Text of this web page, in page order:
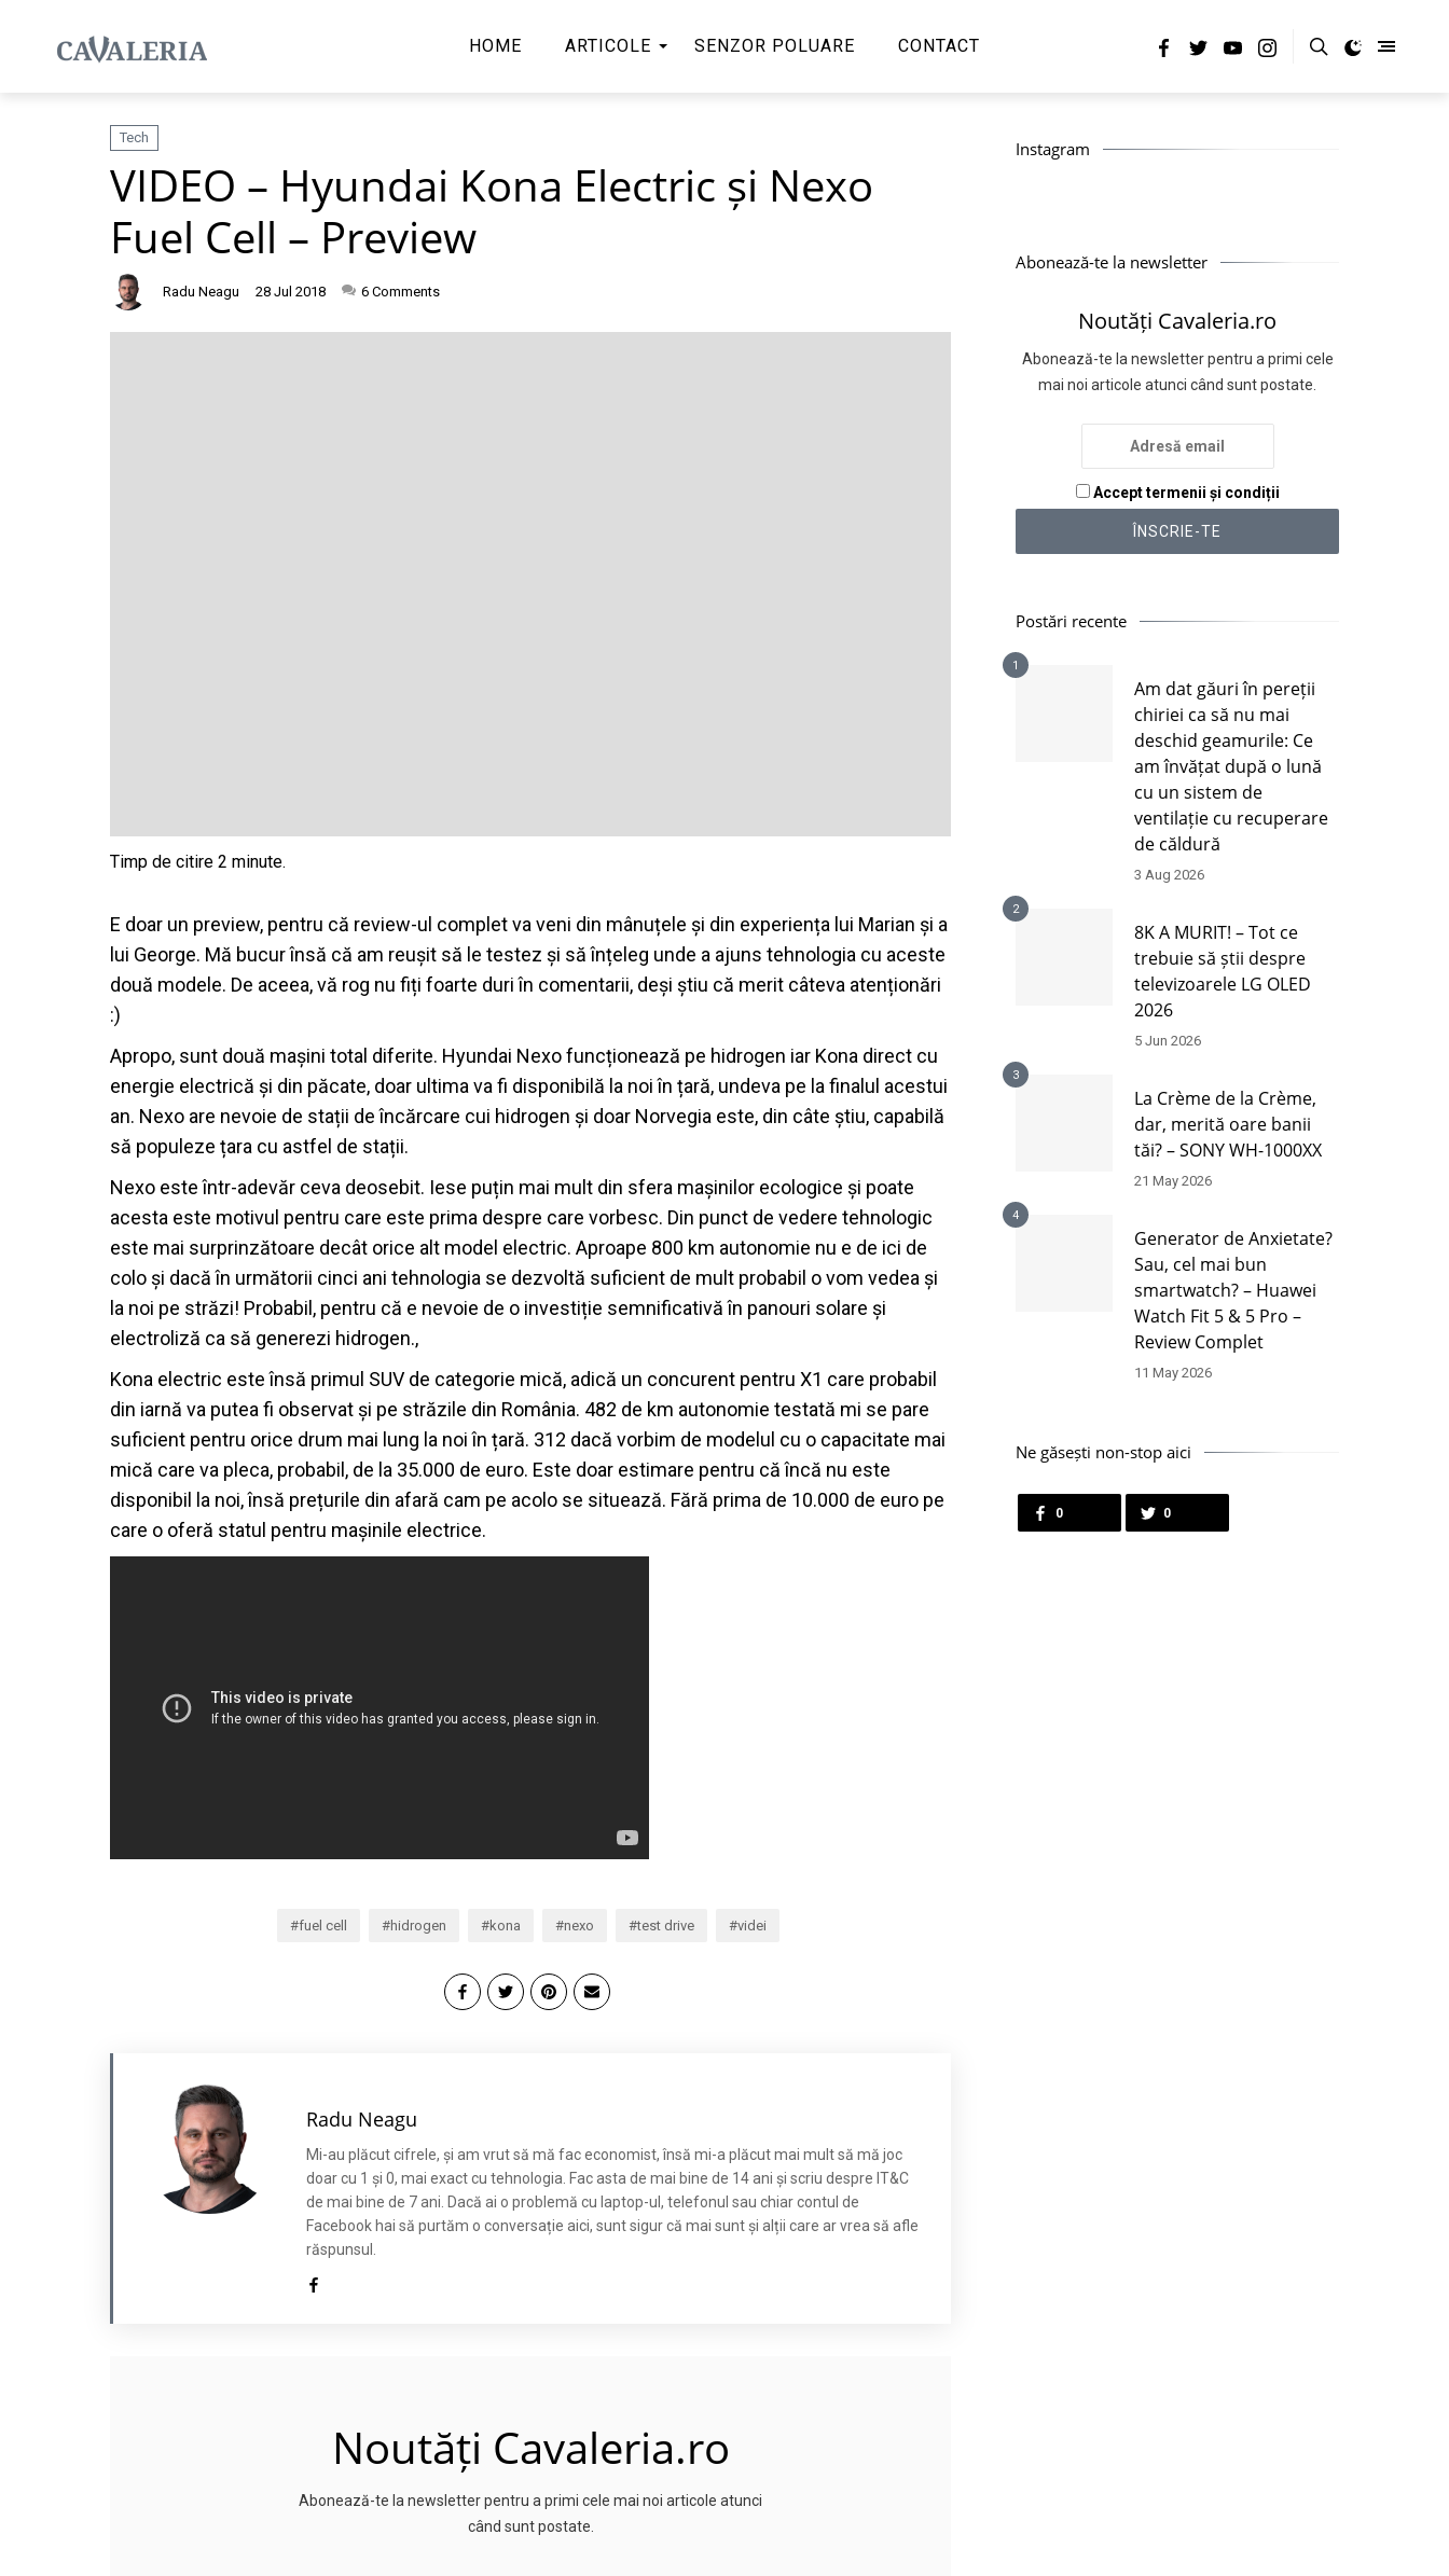
HOME ARTICOLE SENZOR POLUARE CONTACT
Tech
VIDEO – Hyundai Kona Electric și Nexo
Fuel Cell – Preview
Radu Neagu 28 Jul 2018 6 Comments
E doar un preview, pentru că review-ul complet va veni din mânuțele și din experiența lui Marian și a
lui George. Mă bucur însă că am reușit să le testez și să înțeleg unde a ajuns tehnologia cu aceste
două modele. De aceea, vă rog nu fiți foarte duri în comentarii, deși știu că merit câteva atenționări
:)
Apropo, sunt două mașini total diferite. Hyundai Nexo funcționează pe hidrogen iar Kona direct cu
energie electrică și din păcate, doar ultima va fi disponibilă la noi în țară, undeva pe la finalul acestui
an. Nexo are nevoie de stații de încărcare cui hidrogen și doar Norvegia este, din câte știu, capabilă
să populeze țara cu astfel de stații.
Nexo este într-adevăr ceva deosebit. Iese puțin mai mult din sfera mașinilor ecologice și poate
acesta este motivul pentru care este prima despre care vorbesc. Din punct de vedere tehnologic
este mai surprinzătoare decât orice alt model electric. Aproape 800 km autonomie nu e de ici de
colo și dacă în următorii cinci ani tehnologia se dezvoltă suficient de mult probabil o vom vedea și
la noi pe străzi! Probabil, pentru că e nevoie de o investiție semnificativă în panouri solare și
electroliză ca să generezi hidrogen.,
Kona electric este însă primul SUV de categorie mică, adică un concurent pentru X1 care probabil
din iarnă va putea fi observat și pe străzile din România. 482 de km autonomie testată mi se pare
suficient pentru orice drum mai lung la noi în țară. 312 dacă vorbim de modelul cu o capacitate mai
mică care va pleca, probabil, de la 35.000 de euro. Este doar estimare pentru că încă nu este
disponibil la noi, însă prețurile din afară cam pe acolo se situează. Fără prima de 10.000 de euro pe
care o oferă statul pentru mașinile electrice.
fuel cell hidrogen kona nexo test drive videi
Radu Neagu
Mi-au plăcut cifrele, și am vrut să mă fac economist, însă mi-a plăcut mai mult să mă joc
doar cu 1 și 0, mai exact cu tehnologia. Fac asta de mai bine de 14 ani și scriu despre IT&C
de mai bine de 7 ani. Dacă ai o problemă cu laptop-ul, telefonul sau chiar contul de
Facebook hai să purtăm o conversație aici, sunt sigur că mai sunt și alții care ar vrea să afle
răspunsul.
Noutăți Cavaleria.ro
Abonează-te la newsletter pentru a primi cele mai noi articole atunci
când sunt postate.
Instagram
Abonează-te la newsletter
Noutăți Cavaleria.ro
Abonează-te la newsletter pentru a primi cele
mai noi articole atunci când sunt postate.
Accept termenii și condiții
Postări recente
1
Am dat găuri în pereții
chiriei ca să nu mai
deschid geamurile: Ce
am învățat după o lună
cu un sistem de
ventilație cu recuperare
de căldură
3 Aug 2026
2
8K A MURIT! – Tot ce
trebuie să știi despre
televizoarele LG OLED
2026
5 Jun 2026
3
La Crème de la Crème,
dar, merită oare banii
tăi? – SONY WH-1000XX
21 May 2026
4
Generator de Anxietate?
Sau, cel mai bun
smartwatch? – Huawei
Watch Fit 5 & 5 Pro –
Review Complet
11 May 2026
Ne găsești non-stop aici
0 0